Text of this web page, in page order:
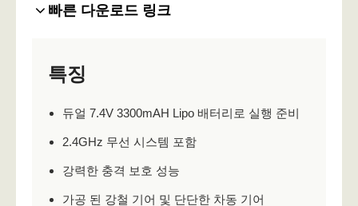
빠른 다운로드 링크
특징
듀얼 7.4V 3300mAH Lipo 배터리로 실행 준비
2.4GHz 무선 시스템 포함
강력한 충격 보호 성능
가공 된 강철 기어 및 단단한 차동 기어